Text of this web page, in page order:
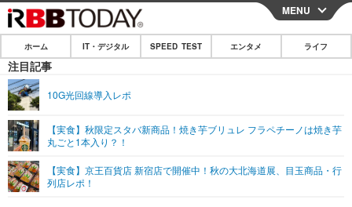
CLOSE
ホーム
IT・デジタル
ネタ
ショッピング その他
SPEED TEST
エンタメ
エンタメTOP
ライフ
MENU
ホーム IT・デジタル SPEED TEST エンタメ ライフ
注目記事
10G光回線導入レポ
【実食】秋限定スタバ新商品！焼き芋ブリュレ フラペチーノは焼き芋
丸ごと1本入り？！
【実食】京王百貨店 新宿店で開催中！秋の大北海道展、目玉商品・行
列店レポ！